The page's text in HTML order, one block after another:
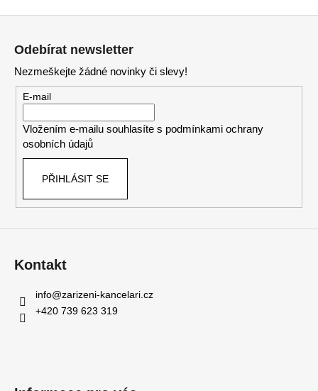
Odebírat newsletter
Nezmeškejte žádné novinky či slevy!
E-mail
Vložením e-mailu souhlasíte s podmínkami ochrany
osobních údajů
PŘIHLÁSIT SE
Kontakt
info@zarizeni-kancelari.cz
+420 739 623 319